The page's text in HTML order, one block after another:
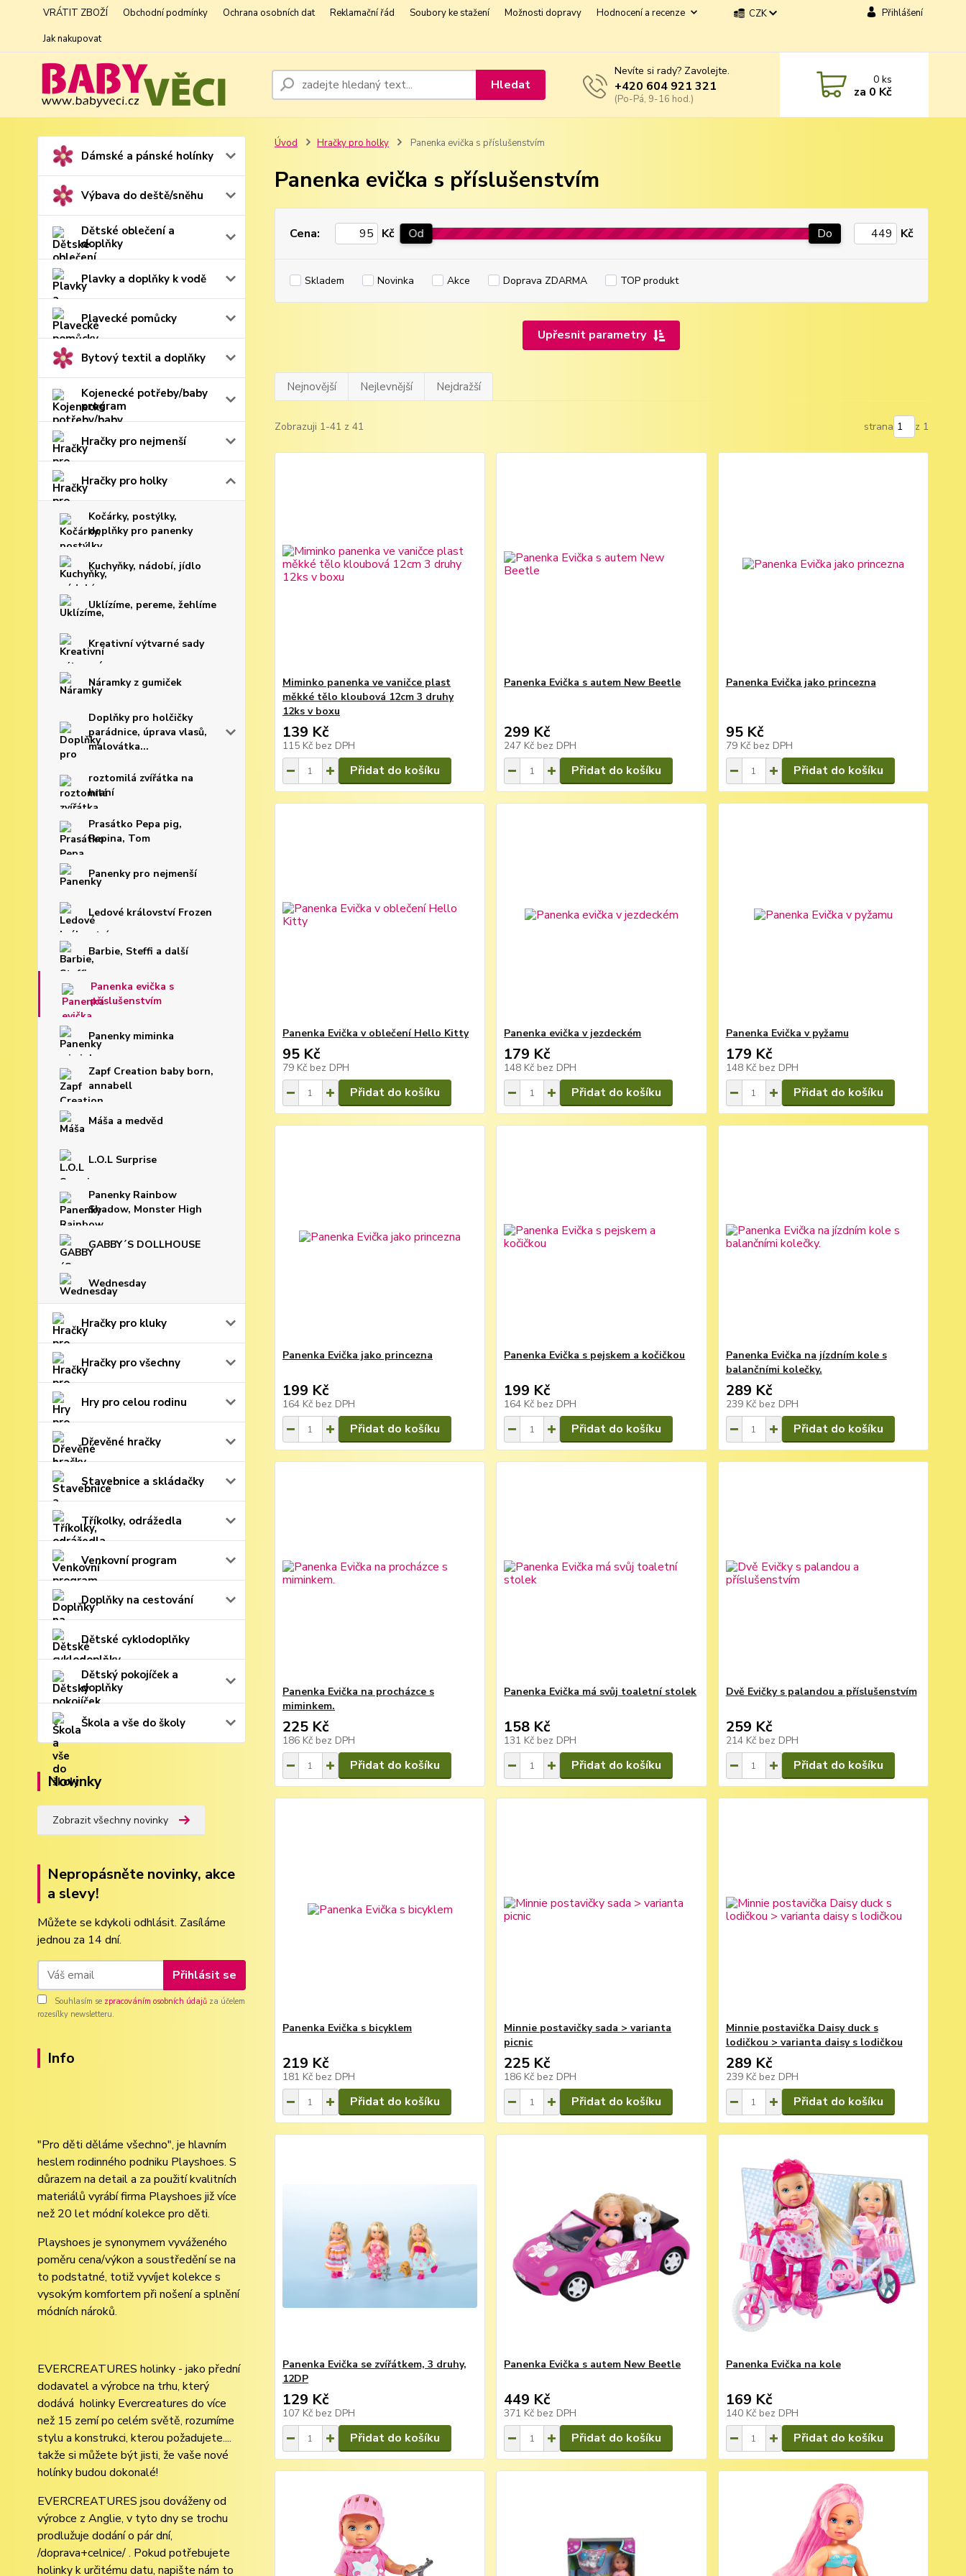
VRÁTIT ZBOŽÍ Obchodní podmínky Ochrana osobních dat Reklamační řád Soubory ke stažení Možnosti dopravy
Hodnocení a recenze
Jak nakupovat
CZK Přihlášení
Hledat
Nevíte si rady? Zavolejte.
+420 604 921 321
(Po-Pá, 9-16 hod.)
0ks
za 0 Kč
Dámské a pánské holínky
Výbava do deště/sněhu
Dětské oblečení a
doplňky
Plavky a doplňky k vodě
Plavecké pomůcky
Bytový textil a doplňky
Kojenecké potřeby/baby
program
Hračky pro nejmenší
Hračky pro holky
Kočárky, postýlky,
doplňky pro panenky
Kuchyňky, nádobí, jídlo
Uklízíme, pereme, žehlíme
Kreativní výtvarné sady
Náramky z gumiček
Doplňky pro holčičky
parádnice, úprava vlasů,
malovátka...
roztomilá zvířátka na
hraní
Prasátko Pepa pig,
Pepina, Tom
Panenky pro nejmenší
Ledové království Frozen
Barbie, Steffi a další
Panenka evička s
příslušenstvím
Panenky miminka
Zapf Creation baby born,
annabell
Máša a medvěd
L.O.L Surprise
Panenky Rainbow
Shadow, Monster High
GABBY´S DOLLHOUSE
Wednesday
Hračky pro kluky
Hračky pro všechny
Hry pro celou rodinu
Dřevěné hračky
Stavebnice a skládačky
Tříkolky, odrážedla
Venkovní program
Doplňky na cestování
Dětské cyklodoplňky
Dětský pokojíček a
doplňky
Škola a vše do školy
Novinky
Zobrazit všechny novinky
Nepropásněte novinky, akce
a slevy!
Můžete se kdykoli odhlásit. Zasíláme
jednou za 14 dní.
Přihlásit se
Souhlasím se zpracováním osobních údajů za účelem
rozesílky newsletteru.
Info
"Pro děti děláme všechno", je hlavním
heslem rodinného podniku Playshoes. S
důrazem na detail a za použití kvalitních
materiálů vyrábí firma Playshoes již více
než 20 let módní kolekce pro děti.
Playshoes je synonymem vyváženého
poměru cena/výkon a soustředění se na
to podstatné, totiž vyvíjet kolekce s
vysokým komfortem při nošení a splnění
módních nároků.
EVERCREATURES holinky - jako přední
dodavatel a výrobce na trhu, který
dodává holinky Evercreatures do více
než 15 zemí po celém světě, rozumíme
stylu a konstrukci, kterou požadujete....
takže si můžete být jisti, že vaše nové
holínky budou dokonalé!
EVERCREATURES jsou dováženy od
výrobce z Anglie, v tyto dny se trochu
prodlužuje dodání o pár dní,
/doprava+celnice/ . Pokud potřebujete
holinky k určitému datu, napište nám to
Úvod Hračky pro holky Panenka evička s příslušenstvím
Panenka evička s příslušenstvím
Upřesnit parametry
Cena: Kč Od Do Kč
Skladem Novinka Akce Doprava ZDARMA TOP produkt
Nejnovější Nejlevnější Nejdražší
Zobrazuji 1-41 z 41 strana z 1
Miminko panenka ve vaničce plast
měkké tělo kloubová 12cm 3 druhy
12ks v boxu
139 Kč
115 Kč bez DPH
Přidat do košíku
Panenka Evička s autem New Beetle
299 Kč
247 Kč bez DPH
Přidat do košíku
Panenka Evička jako princezna
95 Kč
79 Kč bez DPH
Přidat do košíku
Panenka Evička v oblečení Hello Kitty
95 Kč
79 Kč bez DPH
Přidat do košíku
Panenka evička v jezdeckém
179 Kč
148 Kč bez DPH
Přidat do košíku
Panenka Evička v pyžamu
179 Kč
148 Kč bez DPH
Přidat do košíku
Panenka Evička jako princezna
199 Kč
164 Kč bez DPH
Přidat do košíku
Panenka Evička s pejskem a kočičkou
199 Kč
164 Kč bez DPH
Přidat do košíku
Panenka Evička na jízdním kole s
balančními kolečky.
289 Kč
239 Kč bez DPH
Přidat do košíku
Panenka Evička na procházce s
miminkem.
225 Kč
186 Kč bez DPH
Přidat do košíku
Panenka Evička má svůj toaletní stolek
158 Kč
131 Kč bez DPH
Přidat do košíku
Dvě Evičky s palandou a příslušenstvím
259 Kč
214 Kč bez DPH
Přidat do košíku
Panenka Evička s bicyklem
219 Kč
181 Kč bez DPH
Přidat do košíku
Minnie postavičky sada > varianta
picnic
225 Kč
186 Kč bez DPH
Přidat do košíku
Minnie postavička Daisy duck s
lodičkou > varianta daisy s lodičkou
289 Kč
239 Kč bez DPH
Přidat do košíku
Panenka Evička se zvířátkem, 3 druhy,
12DP
129 Kč
107 Kč bez DPH
Přidat do košíku
Panenka Evička s autem New Beetle
449 Kč
371 Kč bez DPH
Přidat do košíku
Panenka Evička na kole
169 Kč
140 Kč bez DPH
Přidat do košíku